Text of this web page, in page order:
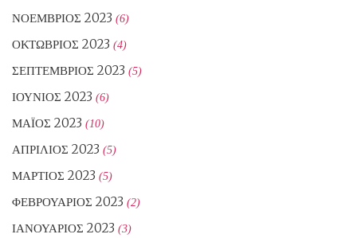
ΝΟΈΜΒΡΙΟΣ 2023 (6)
ΟΚΤΏΒΡΙΟΣ 2023 (4)
ΣΕΠΤΈΜΒΡΙΟΣ 2023 (5)
ΙΟΎΝΙΟΣ 2023 (6)
ΜΆΙΟΣ 2023 (10)
ΑΠΡΊΛΙΟΣ 2023 (5)
ΜΆΡΤΙΟΣ 2023 (5)
ΦΕΒΡΟΥΆΡΙΟΣ 2023 (2)
ΙΑΝΟΥΆΡΙΟΣ 2023 (3)